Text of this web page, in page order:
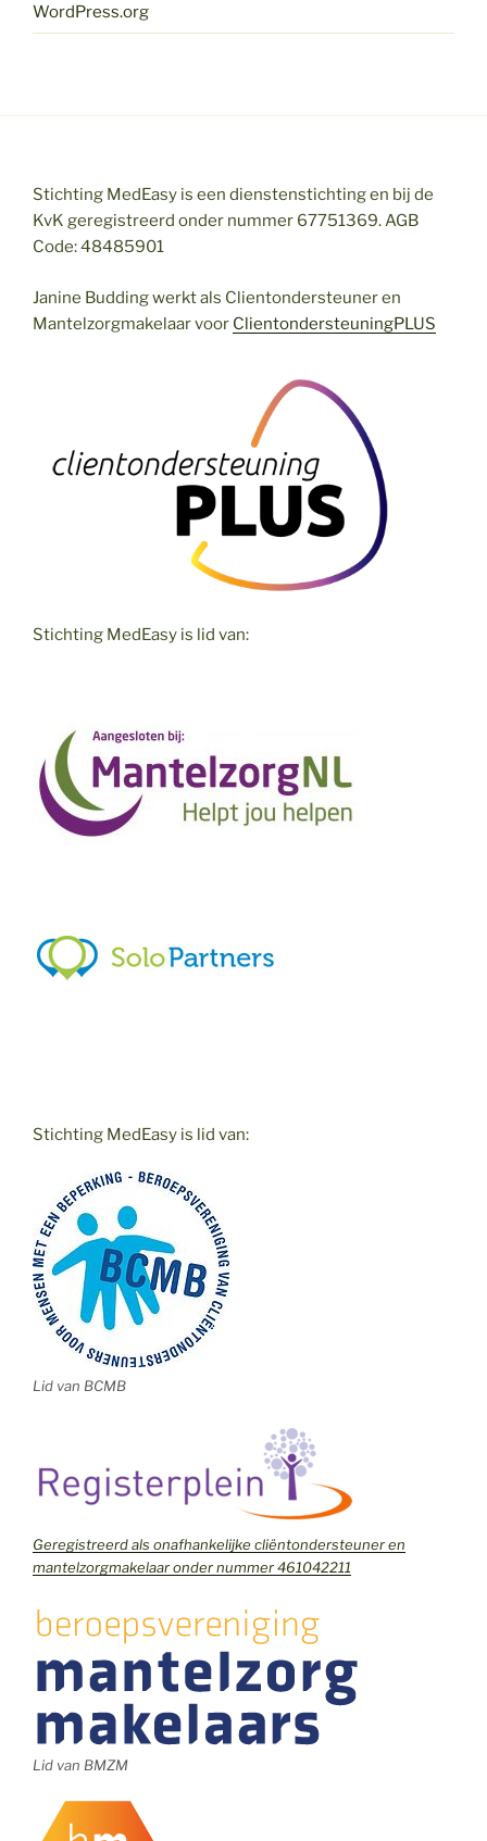
WordPress.org
Stichting MedEasy is een dienstenstichting en bij de
KvK geregistreerd onder nummer 67751369. AGB
Code: 48485901
Janine Budding werkt als Clientondersteuner en
Mantelzorgmakelaar voor ClientondersteuningPLUS
Stichting MedEasy is lid van:
Stichting MedEasy is lid van:
Lid van BCMB
Geregistreerd als onafhankelijke cliëntondersteuner en
mantelzorgmakelaar onder nummer 461042211
Lid van BMZM